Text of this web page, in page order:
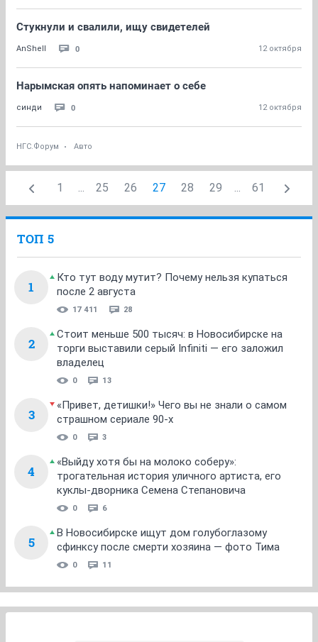
Стукнули и свалили, ищу свидетелей
AnShell 0 12 октября
Нарымская опять напоминает о себе
синди 0 12 октября
НГС.Форум Авто
1 ... 25 26 27 28 29 ... 61
ТОП 5
1
Кто тут воду мутит? Почему нельзя купаться
после 2 августа
17 411 28
2
Стоит меньше 500 тысяч: в Новосибирске на
торги выставили серый Infiniti — его заложил
владелец
0 13
3
«Привет, детишки!» Чего вы не знали о самом
страшном сериале 90-х
0 3
4
«Выйду хотя бы на молоко соберу»:
трогательная история уличного артиста, его
куклы-дворника Семена Степановича
0 6
5
В Новосибирске ищут дом голубоглазому
сфинксу после смерти хозяина — фото Тима
0 11